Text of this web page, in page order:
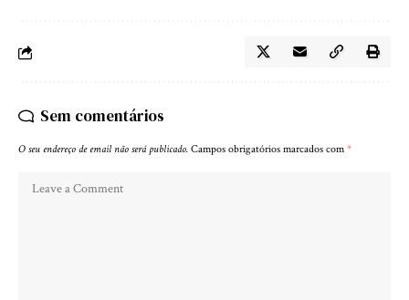
Sem comentários
O seu endereço de email não será publicado. Campos obrigatórios marcados com *